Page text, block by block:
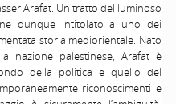
Arafat. Un tratto del luminoso
dunque intitolato a uno dei
storia mediorientale. Nato
nazione palestinese, Arafat è
della politica e quello del
riconoscimenti e